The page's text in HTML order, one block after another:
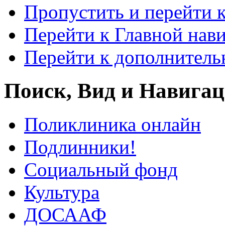
Пропустить и перейти
Перейти к Главной
Перейти к
Поиск, Вид и
Поликлиника онлайн
Подлинники!
Социальный фонд
Культура
ДОСААФ